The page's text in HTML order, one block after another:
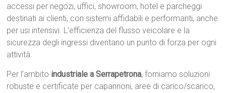
accessi per negozi, uffici, showroom, hotel e parcheggi
destinati ai clienti, con sistemi affidabili e performanti, anche
per usi intensivi. L’efficienza del flusso veicolare e la
sicurezza degli ingressi diventano un punto di forza per ogni
attività.
Per l’ambito industriale a Serrapetrona, forniamo soluzioni
robuste e certificate per capannoni, aree di carico/scarico,